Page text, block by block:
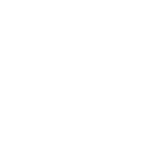
初心者だから
る安全装備が
を検知して自